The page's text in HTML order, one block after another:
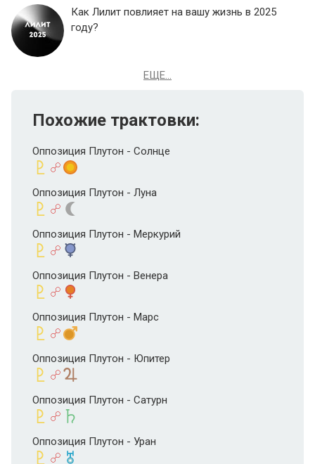
Как Лилит повлияет на вашу жизнь в 2025
году?
ЕЩЕ...
Похожие трактовки:
Оппозиция Плутон - Солнце
Оппозиция Плутон - Луна
Оппозиция Плутон - Меркурий
Оппозиция Плутон - Венера
Оппозиция Плутон - Марс
Оппозиция Плутон - Юпитер
Оппозиция Плутон - Сатурн
Оппозиция Плутон - Уран